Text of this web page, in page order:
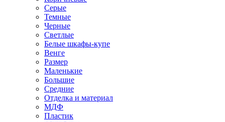
Серые
Темные
Черные
Светлые
Белые шкафы-купе
Венге
Размер
Маленькие
Большие
Средние
Отделка и материал
МДФ
Пластик